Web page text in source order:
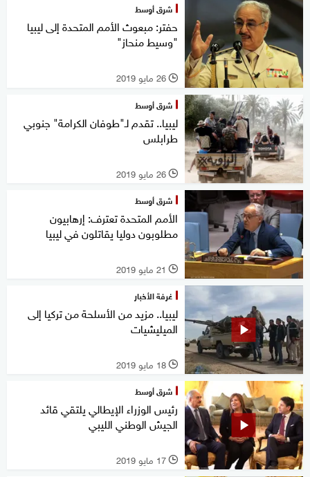
شرق أوسط
حفتر: مبعوث الأمم المتحدة إلى ليبيا
"وسيط منحاز"
l 26 مايو 2019
شرق أوسط
ليبيا.. تقدم لـ"طوفان الكرامة" جنوبي
طرابلس
l 26 مايو 2019
شرق أوسط
الأمم المتحدة تعترف: إرهابيون
مطلوبون دوليا يقاتلون في ليبيا
l 21 مايو 2019
غرفة الأخبار
ليبيا.. مزيد من الأسلحة من تركيا إلى
الميليشيات
l 18 مايو 2019
شرق أوسط
رئيس الوزراء الإيطالي يلتقي قائد
الجيش الوطني الليبي
l 17 مايو 2019